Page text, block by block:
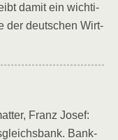
damit ein wich­ti­
der deut­schen Wirt­
Franz Josef:
Bank­